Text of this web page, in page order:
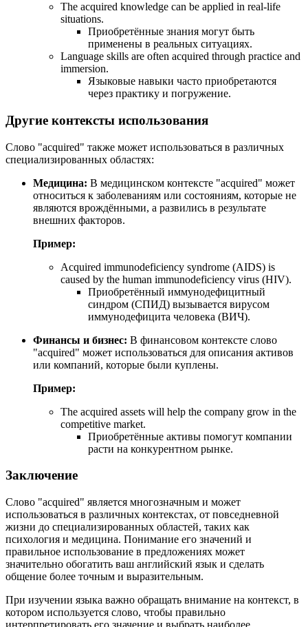
The acquired knowledge can be applied in real-life
situations.
Приобретённые знания могут быть
применены в реальных ситуациях.
Language skills are often acquired through practice and
immersion.
Языковые навыки часто приобретаются
через практику и погружение.
Другие контексты использования
Слово "acquired" также может использоваться в различных
специализированных областях:
Медицина: В медицинском контексте "acquired" может
относиться к заболеваниям или состояниям, которые не
являются врождёнными, а развились в результате
внешних факторов.
Пример:
Acquired immunodeficiency syndrome (AIDS) is
caused by the human immunodeficiency virus (HIV).
Приобретённый иммунодефицитный
синдром (СПИД) вызывается вирусом
иммунодефицита человека (ВИЧ).
Финансы и бизнес: В финансовом контексте слово
"acquired" может использоваться для описания активов
или компаний, которые были куплены.
Пример:
The acquired assets will help the company grow in the
competitive market.
Приобретённые активы помогут компании
расти на конкурентном рынке.
Заключение
Слово "acquired" является многозначным и может
использоваться в различных контекстах, от повседневной
жизни до специализированных областей, таких как
психология и медицина. Понимание его значений и
правильное использование в предложениях может
значительно обогатить ваш английский язык и сделать
общение более точным и выразительным.
При изучении языка важно обращать внимание на контекст, в
котором используется слово, чтобы правильно
интерпретировать его значение и выбрать наиболее